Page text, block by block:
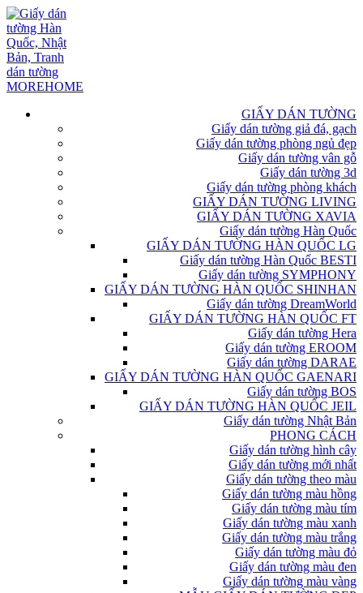
GIẤY DÁN TƯỜNG
Giấy dán tường giả đá, gạch
Giấy dán tường phòng ngủ đẹp
Giấy dán tường vân gỗ
Giấy dán tường 3d
Giấy dán tường phòng khách
GIẤY DÁN TƯỜNG LIVING
GIẤY DÁN TƯỜNG XAVIA
Giấy dán tường Hàn Quốc
GIẤY DÁN TƯỜNG HÀN QUỐC LG
Giấy dán tường Hàn Quốc BESTI
Giấy dán tường SYMPHONY
GIẤY DÁN TƯỜNG HÀN QUỐC SHINHAN
Giấy dán tường DreamWorld
GIẤY DÁN TƯỜNG HÀN QUỐC FT
Giấy dán tường Hera
Giấy dán tường EROOM
Giấy dán tường DARAE
GIẤY DÁN TƯỜNG HÀN QUỐC GAENARI
Giấy dán tường BOS
GIẤY DÁN TƯỜNG HÀN QUỐC JEIL
Giấy dán tường Nhật Bản
PHONG CÁCH
Giấy dán tường hình cây
Giấy dán tường mới nhất
Giấy dán tường theo màu
Giấy dán tường màu hồng
Giấy dán tường màu tím
Giấy dán tường màu xanh
Giấy dán tường màu trắng
Giấy dán tường màu đỏ
Giấy dán tường màu đen
Giấy dán tường màu vàng